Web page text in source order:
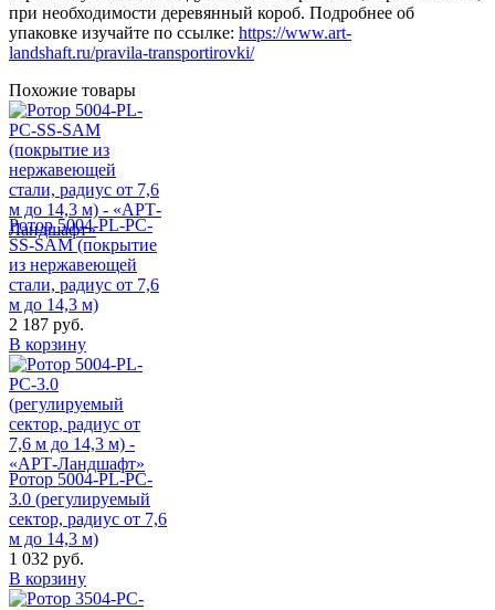
при необходимости деревянный короб. Подробнее об
упаковке изучайте по ссылке: https://www.art-
landshaft.ru/pravila-transportirovki/
Похожие товары
Ротор 5004-PL-PC-
SS-SAM (покрытие
из нержавеющей
стали, радиус от 7,6
м до 14,3 м)
2 187 руб.
В корзину
Ротор 5004-PL-PC-
3.0 (регулируемый
сектор, радиус от 7,6
м до 14,3 м)
1 032 руб.
В корзину